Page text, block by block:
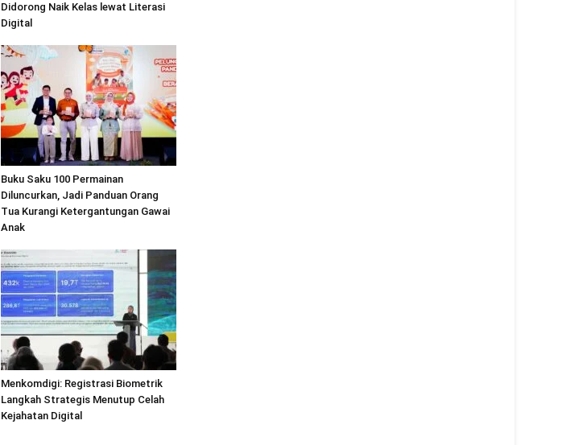
Didorong Naik Kelas lewat Literasi
Digital
Buku Saku 100 Permainan
Diluncurkan, Jadi Panduan Orang
Tua Kurangi Ketergantungan Gawai
Anak
Menkomdigi: Registrasi Biometrik
Langkah Strategis Menutup Celah
Kejahatan Digital